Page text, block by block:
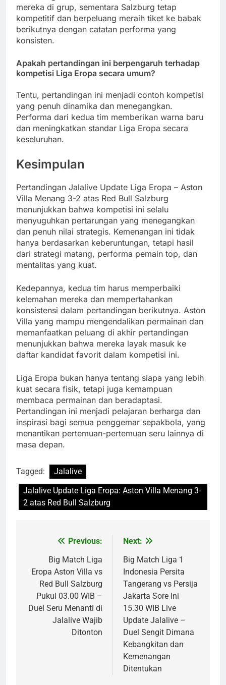
mereka di grup, sementara Salzburg tetap
kompetitif dan berpeluang meraih tiket ke babak
berikutnya dengan catatan performa yang
konsisten.
Apakah pertandingan ini berpengaruh terhadap
kompetisi Liga Eropa secara umum?
Tentu, pertandingan ini menjadi contoh kompetisi
yang penuh dinamika dan menegangkan.
Performa dari kedua tim memberikan warna baru
dan meningkatkan standar Liga Eropa secara
keseluruhan.
Kesimpulan
Pertandingan Jalalive Update Liga Eropa – Aston
Villa Menang 3-2 atas Red Bull Salzburg
menunjukkan bahwa kompetisi ini selalu
menyuguhkan pertarungan yang menegangkan
dan penuh nilai strategis. Kemenangan ini tidak
hanya berdasarkan keberuntungan, tetapi hasil
dari strategi matang, performa pemain top, dan
mentalitas yang kuat.
Kedepannya, kedua tim harus memperbaiki
kelemahan mereka dan mempertahankan
konsistensi dalam pertandingan berikutnya. Aston
Villa yang mampu mengendalikan permainan dan
memanfaatkan peluang di akhir pertandingan
menunjukkan bahwa mereka layak masuk ke
daftar kandidat favorit dalam kompetisi ini.
Liga Eropa bukan hanya tentang siapa yang lebih
kuat secara fisik, tetapi juga kemampuan
membaca permainan dan beradaptasi.
Pertandingan ini menjadi pelajaran berharga dan
inspirasi bagi semua penggemar sepakbola, yang
menantikan pertemuan-pertemuan seru lainnya di
masa depan.
Tagged:
Jalalive
Jalalive Update Liga Eropa: Aston Villa Menang 3-
2 atas Red Bull Salzburg
navigation
Previous:
Big Match Liga
Eropa Aston Villa vs
Red Bull Salzburg
Pukul 03.00 WIB –
Duel Seru Menanti di
Jalalive Wajib
Ditonton
Next:
Big Match Liga 1
Indonesia Persita
Tangerang vs Persija
Jakarta Sore Ini
15.30 WIB Live
Update Jalalive –
Duel Sengit Dimana
Kebangkitan dan
Kemenangan
Ditentukan